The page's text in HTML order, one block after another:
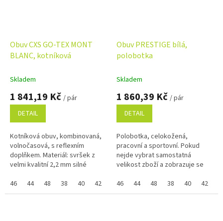
Obuv CXS GO-TEX MONT
BLANC, kotníková
Skladem
1 841,19 Kč / pár
DETAIL
Kotníková obuv, kombinovaná,
volnočasová, s reflexním
doplňkem. Materiál: svršek z
velmi kvalitní 2,2 mm silné
voděodolnou membránou
GOTEX,...
46 44 48 38 40 42 39 41 43 45 37 47
Obuv PRESTIGE bílá,
polobotka
Skladem
1 860,39 Kč / pár
DETAIL
Polobotka, celokožená,
pracovní a sportovní. Pokud
nejde vybrat samostatná
velikost zboží a zobrazuje se
poznámky na konci objednávky.
Využijte...
46 44 48 38 40 42